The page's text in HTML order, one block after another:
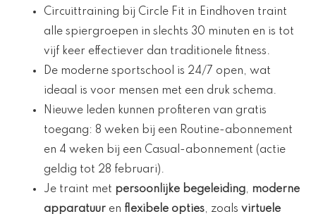
Circuittraining bij Circle Fit in Eindhoven traint
alle spiergroepen in slechts 30 minuten en is tot
vijf keer effectiever dan traditionele fitness.
De moderne sportschool is 24/7 open, wat
ideaal is voor mensen met een druk schema.
Nieuwe leden kunnen profiteren van gratis
toegang: 8 weken bij een Routine-abonnement
en 4 weken bij een Casual-abonnement (actie
geldig tot 28 februari).
Je traint met persoonlijke begeleiding, moderne
apparatuur en flexibele opties, zoals virtuele